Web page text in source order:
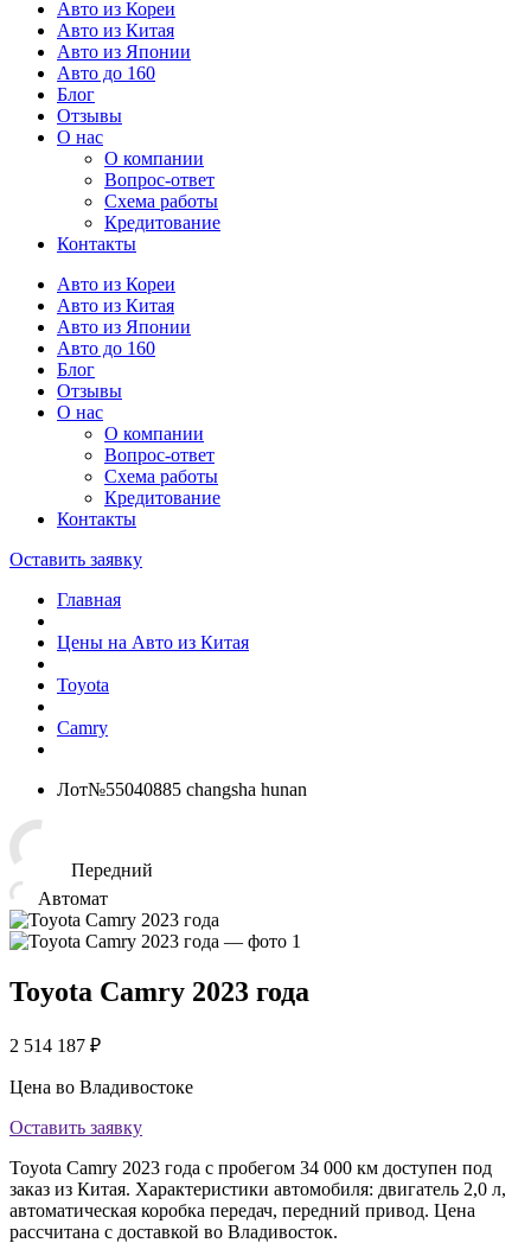
Авто из Кореи
Авто из Китая
Авто из Японии
Авто до 160
Блог
Отзывы
О нас
О компании
Вопрос-ответ
Схема работы
Кредитование
Контакты
Авто из Кореи
Авто из Китая
Авто из Японии
Авто до 160
Блог
Отзывы
О нас
О компании
Вопрос-ответ
Схема работы
Кредитование
Контакты
Оставить заявку
Главная
Цены на Авто из Китая
Toyota
Camry
Лот№55040885 changsha hunan
Передний
Автомат
Toyota Camry 2023 года
2 514 187 ₽
Цена во Владивостоке
Оставить заявку
Toyota Camry 2023 года с пробегом 34 000 км доступен под
заказ из Китая. Характеристики автомобиля: двигатель 2,0 л,
автоматическая коробка передач, передний привод. Цена
рассчитана с доставкой во Владивосток.